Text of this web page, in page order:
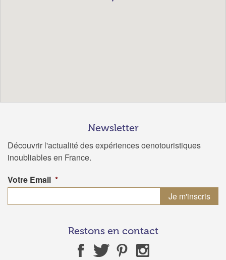
Newsletter
Découvrir l'actualité des expériences oenotouristiques
inoubliables en France.
Votre Email *
Restons en contact